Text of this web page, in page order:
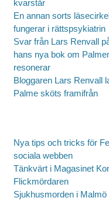
kvarstår
En annan sorts
fungerar i rättspsykiatrin
Svar från Lars Renvall
hans nya bok om
resonerar
Bloggaren Lars Renvall
Palme sköts framifrån
Nya tips och tricks för
sociala webben
Tänkvärt i Magasinet
Flickmördaren
Sjukhusmorden i Malmö